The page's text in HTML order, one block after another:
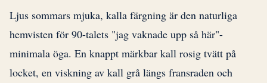
Ljus sommars mjuka, kalla färgning är den naturliga
hemvisten för 90-talets "jag vaknade upp så här"-
minimala öga. En knappt märkbar kall rosig tvätt på
locket, en viskning av kall grå längs fransraden och